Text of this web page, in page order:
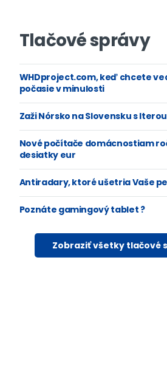
Tlačové správy
WHDproject.com, keď chcete
počasie v minulosti
Zaži Nórsko na Slovensku s
Nové počítače domácnostiam
desiatky eur
Antiradary, ktoré ušetria Vaše
Poznáte gamingový tablet ?
Zobraziť všetky tlačové